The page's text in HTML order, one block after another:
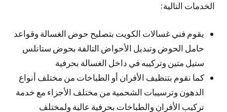
الخدمات التالية:
يقوم فني غسالات الكويت بتصليح حوض الغسالة وقواعد
حامل الحوض وتبديل الأحواض التالفة بحوض ستانلس
ستيل متين وتركيبه في داخل الغسالة بحرفية
كما نقوم بتنظيف الأفران أو الطباخات من مختلف أنواع
الدهون وترسيبات الشحمية من مختلف الأجزاء مع خدمة
تركيب الأفران والطباخات بحرفية عالية ولمختلف